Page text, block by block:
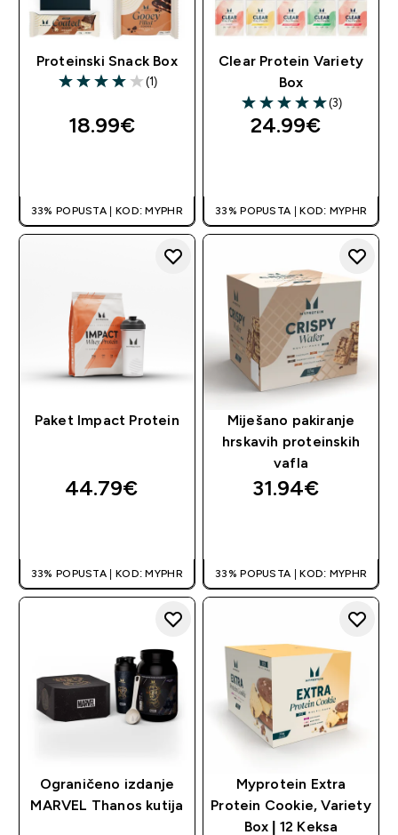
Proteinski Snack Box
4 out of 5 stars
(1)
18.99€‎
33% POPUSTA | KOD: MYPHR
Clear Protein Variety
Box
5 out of 5 stars
(3)
24.99€‎
33% POPUSTA | KOD: MYPHR
Paket Impact Protein
44.79€‎
33% POPUSTA | KOD: MYPHR
Miješano pakiranje
hrskavih proteinskih
vafla
31.94€‎
33% POPUSTA | KOD: MYPHR
Ograničeno izdanje
MARVEL Thanos kutija
Myprotein Extra
Protein Cookie, Variety
Box | 12 Keksa